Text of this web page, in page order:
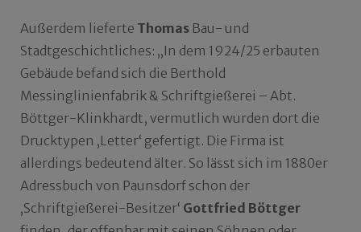
Außerdem lieferte Thomas Bau- und
Stadtgeschichtliches: „In dem 1924/25 erbauten
Gebäude befand sich die Berthold
Messinglinienfabrik & Schriftgießerei – Abt.
Böttger-Klinkhardt, vermutlich wurden dort die
Drucktypen ‚Letter‘ gefertigt. Die Firma ist
allerdings bedeutend älter. So lässt sich im 1880er
Adressbuch von Paunsdorf schon der
‚Schriftgießerei-Besitzer‘ Gottfried Böttger